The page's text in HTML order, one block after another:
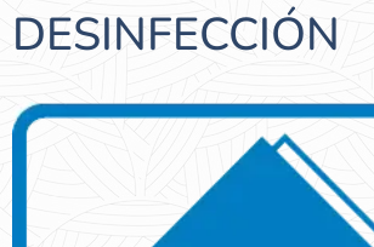
DESINFECCIÓN